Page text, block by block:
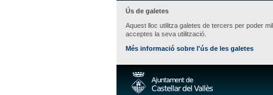
Ús de galetes
Aquest lloc utilitza galetes de tercers per poder
acceptes la seva utilització.
Més informació sobre l'ús de les galetes